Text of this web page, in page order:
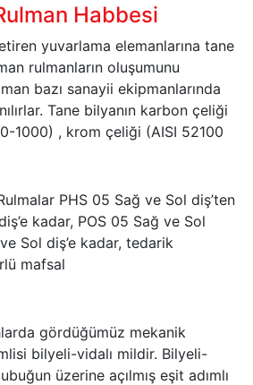
Habbesi
yuvarlama elemanlarına tane
rulmanların oluşumunu
bazı sanayii ekipmanlarında
Tane bilyanın karbon çeliği
1000) , krom çeliği (AISI 52100
PHS 05 Sağ ve Sol diş’ten
kadar, POS 05 Sağ ve Sol
Sol diş’e kadar, tedarik
mafsal
gördüğümüz mekanik
bilyeli-vidalı mildir. Bilyeli-
üzerine açılmış eşit adımlı